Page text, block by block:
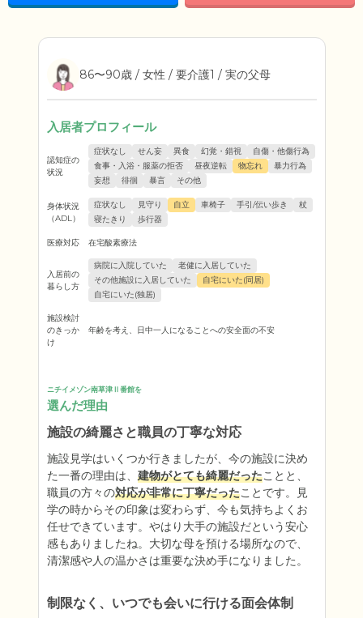
86〜90歳 / 女性 / 要介護1 / 実の父母
入居者プロフィール
認知症の
状況
症状なし せん妄 異食 幻覚・錯視
自傷・他傷行為
食事・入浴・服薬の拒否
昼夜逆転 物忘れ
暴力行為
妄想
徘徊 暴言 その他
身体状況
（ADL）
症状なし 見守り 自立 車椅子 手引/伝い歩き
杖
寝たきり
歩行器
医療対応 在宅酸素療法
入居前の
暮らし方
病院に入院していた
老健に入居していた
その他施設に入居していた
自宅にいた(同居)
自宅にいた(独居)
施設検討
のきっか
け
年齢を考え、日中一人になることへの安全面の不安
ニチイメゾン南草津Ⅱ番館を
選んだ理由
施設の綺麗さと職員の丁寧な対応
施設見学はいくつか行きましたが、今の施設に決め
た一番の理由は、 建物がとても綺麗だったことと、
職員の方々の対応が非常に丁寧だったことです。見
学の時からその印象は変わらず、今も気持ちよくお
任せできています。やはり大手の施設だという安心
感もありましたね。大切な母を預ける場所なので、
清潔感や人の温かさは重要な決め手になりました。
制限なく、いつでも会いに行ける面会体制